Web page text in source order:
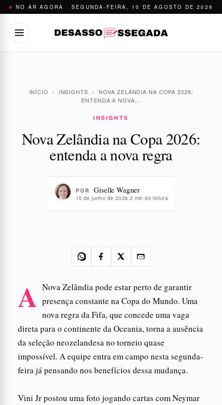
Pular
conteúdo
NO AR AGORA SEGUNDA-FEIRA, 10 DE AGOSTO DE 2026
INÍCIO › INSIGHTS ›
NOVA ZELÂNDIA NA COPA 2026:
ENTENDA A NOVA…
INSIGHTS
Nova Zelândia na Copa 2026:
entenda a nova regra
POR Giselle Wagner
15 de junho de 2026·2 min de leitura
A Nova Zelândia pode estar perto de garantir
presença constante na Copa do Mundo. Uma
nova regra da Fifa, que concede uma vaga
direta para o continente da Oceania, torna a ausência
da seleção neozelandesa no torneio quase
impossível. A equipe entra em campo nesta segunda-
feira já pensando nos benefícios dessa mudança.
Vini Jr postou uma foto jogando cartas com Neymar